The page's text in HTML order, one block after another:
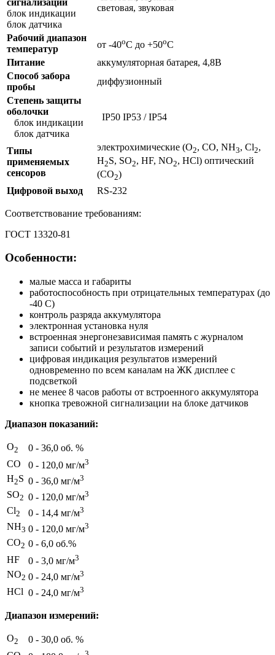
блок индикации
блок датчика
световая, звуковая
Рабочий диапазон
температур
от -40oС до +50oС
Питание
аккумуляторная батарея, 4,8В
Способ забора
пробы
диффузионный
Степень защиты
оболочки
блок индикации
блок датчика
IP50 IP53 / IP54
Типы
применяемых
сенсоров
электрохимические (О2, СО, NH3, Cl2,
H2S, SО2, HF, NO2, HCl) оптический
(СO2)
Цифровой выход
RS-232
Соответствование требованиям:
ГОСТ 13320-81
Особенности:
малые масса и габариты
работоспособность при отрицательных температурах (до
-40 С)
контроль разряда аккумулятора
электронная установка нуля
встроенная энергонезависимая память с журналом
записи событий и результатов измерений
цифровая индикация результатов измерений
одновременно по всем каналам на ЖК дисплее с
подсветкой
не менее 8 часов работы от встроенного аккумулятора
кнопка тревожной сигнализации на блоке датчиков
Диапазон показаний:
O2
0 - 36,0 об. %
CO
0 - 120,0 мг/м3
H2S 0 - 36,0 мг/м3
SO2 0 - 120,0 мг/м3
Cl2 0 - 14,4 мг/м3
NH3 0 - 120,0 мг/м3
CO2 0 - 6,0 об.%
HF
0 - 3,0 мг/м3
NO2 0 - 24,0 мг/м3
HCl 0 - 24,0 мг/м3
Диапазон измерений:
O2
0 - 30,0 об. %